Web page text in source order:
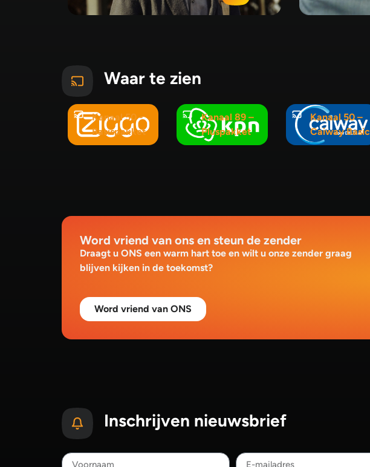
Waar te zien
Kanaal 50 -
Basispakket
Kanaal 89 –
Pluspakket
Kanaal 50 –
Caiway Basic
Word vriend van ons en steun de zender
Draagt u ONS een warm hart toe en wilt u onze zender graag
blijven kijken in de toekomst?
Word vriend van ONS
Inschrijven nieuwsbrief